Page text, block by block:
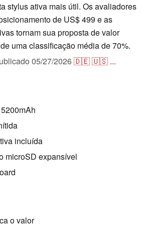
stylus ativa mais útil. Os avaliadores
de US$ 499 e as
tornam sua proposta de valor
uma classificação média de 70%.
05/27/2026🇩🇪🇺🇸 ...
incluída
microSD expansível
o valor